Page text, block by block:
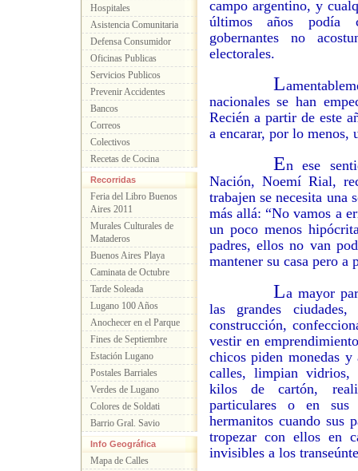
Hospitales
Asistencia Comunitaria
Defensa Consumidor
Oficinas Publicas
Servicios Publicos
Prevenir Accidentes
Bancos
Correos
Colectivos
Recetas de Cocina
Recorridas
Feria del Libro Buenos
Aires 2011
Murales Culturales de
Mataderos
Buenos Aires Playa
Caminata de Octubre
Tarde Soleada
Lugano 100 Años
Anochecer en el Parque
Fines de Septiembre
Estación Lugano
Postales Barriales
Verdes de Lugano
Colores de Soldati
Barrio Gral. Savio
Info Geográfica
Mapa de Calles
campo argentino, y
últimos años podía
gobernantes no
electorales.
L
nacionales se han
Recién a partir de este
a encarar, por lo menos,
En ese
Nación, Noemí Rial,
trabajen se necesita una
más allá: “No vamos a
un poco menos
padres, ellos no van
mantener su casa pero a
La mayor
las grandes
construcción,
vestir en
chicos piden monedas
calles, limpian vidrios,
kilos de cartón,
particulares o en
hermanitos cuando sus
tropezar con ellos en
invisibles a los